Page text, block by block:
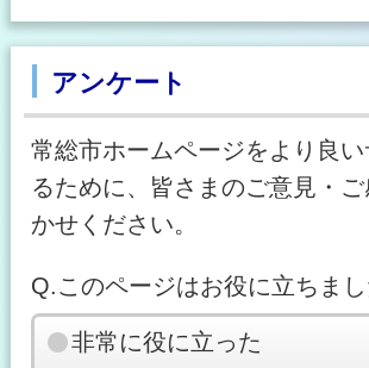
アンケート
常総市ホームページをより良
るために、皆さまのご意見・
かせください。
Q.このページはお役に立ちまし
非常に役に立った